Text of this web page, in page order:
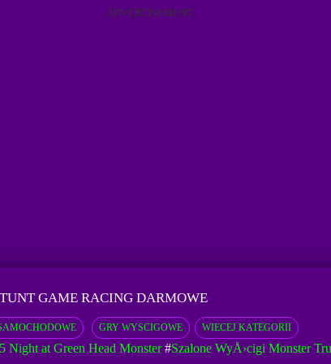
ADVERTISEMENT
GAME RACING DARMOWE
GRY WYSCIGOWE WIECEJ KATEGORII
Night at Green Head Monster#Szalone WyÅ›cigi Monster